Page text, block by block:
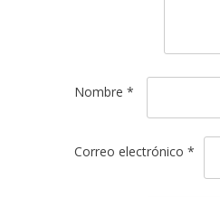
Nombre *
Correo electrónico *